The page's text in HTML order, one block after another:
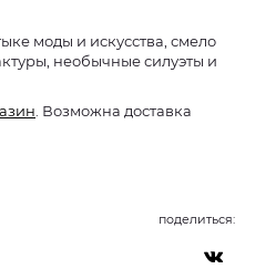
моды и искусства, смело
необычные силуэты и
. Возможна доставка
поделиться: